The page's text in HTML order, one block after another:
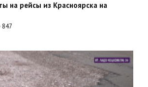
на рейсы из Красноярска на
847